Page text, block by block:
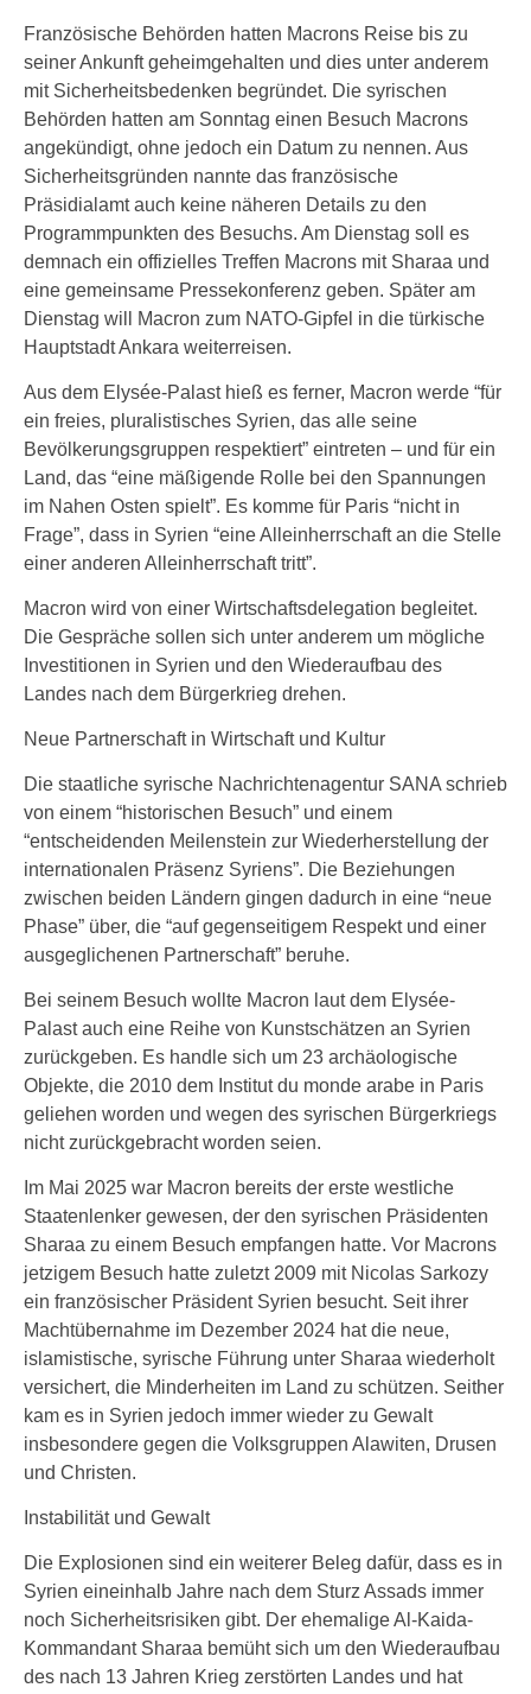
Französische Behörden hatten Macrons Reise bis zu
seiner Ankunft geheimgehalten und dies unter anderem
mit Sicherheitsbedenken begründet. Die syrischen
Behörden hatten am Sonntag einen Besuch Macrons
angekündigt, ohne jedoch ein Datum zu nennen. Aus
Sicherheitsgründen nannte das französische
Präsidialamt auch keine näheren Details zu den
Programmpunkten des Besuchs. Am Dienstag soll es
demnach ein offizielles Treffen Macrons mit Sharaa und
eine gemeinsame Pressekonferenz geben. Später am
Dienstag will Macron zum NATO-Gipfel in die türkische
Hauptstadt Ankara weiterreisen.
Aus dem Elysée-Palast hieß es ferner, Macron werde “für
ein freies, pluralistisches Syrien, das alle seine
Bevölkerungsgruppen respektiert” eintreten – und für ein
Land, das “eine mäßigende Rolle bei den Spannungen
im Nahen Osten spielt”. Es komme für Paris “nicht in
Frage”, dass in Syrien “eine Alleinherrschaft an die Stelle
einer anderen Alleinherrschaft tritt”.
Macron wird von einer Wirtschaftsdelegation begleitet.
Die Gespräche sollen sich unter anderem um mögliche
Investitionen in Syrien und den Wiederaufbau des
Landes nach dem Bürgerkrieg drehen.
Neue Partnerschaft in Wirtschaft und Kultur
Die staatliche syrische Nachrichtenagentur SANA schrieb
von einem “historischen Besuch” und einem
“entscheidenden Meilenstein zur Wiederherstellung der
internationalen Präsenz Syriens”. Die Beziehungen
zwischen beiden Ländern gingen dadurch in eine “neue
Phase” über, die “auf gegenseitigem Respekt und einer
ausgeglichenen Partnerschaft” beruhe.
Bei seinem Besuch wollte Macron laut dem Elysée-
Palast auch eine Reihe von Kunstschätzen an Syrien
zurückgeben. Es handle sich um 23 archäologische
Objekte, die 2010 dem Institut du monde arabe in Paris
geliehen worden und wegen des syrischen Bürgerkriegs
nicht zurückgebracht worden seien.
Im Mai 2025 war Macron bereits der erste westliche
Staatenlenker gewesen, der den syrischen Präsidenten
Sharaa zu einem Besuch empfangen hatte. Vor Macrons
jetzigem Besuch hatte zuletzt 2009 mit Nicolas Sarkozy
ein französischer Präsident Syrien besucht. Seit ihrer
Machtübernahme im Dezember 2024 hat die neue,
islamistische, syrische Führung unter Sharaa wiederholt
versichert, die Minderheiten im Land zu schützen. Seither
kam es in Syrien jedoch immer wieder zu Gewalt
insbesondere gegen die Volksgruppen Alawiten, Drusen
und Christen.
Instabilität und Gewalt
Die Explosionen sind ein weiterer Beleg dafür, dass es in
Syrien eineinhalb Jahre nach dem Sturz Assads immer
noch Sicherheitsrisiken gibt. Der ehemalige Al-Kaida-
Kommandant Sharaa bemüht sich um den Wiederaufbau
des nach 13 Jahren Krieg zerstörten Landes und hat